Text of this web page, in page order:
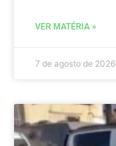
VER MATÉRIA »
7 de agosto de 2026